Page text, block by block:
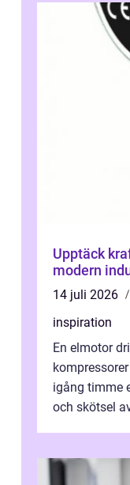
Upptäck
modern
14 juli 2026
inspiration
En elmotor
igång timme
och skötsel